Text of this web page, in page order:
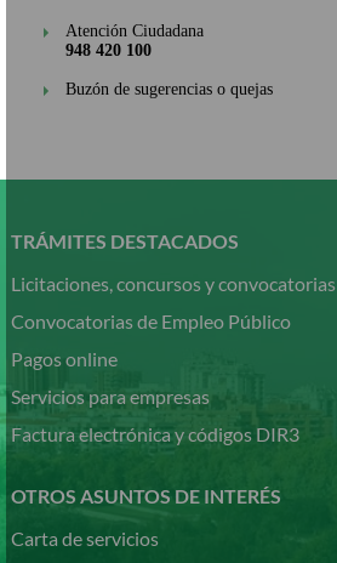
Atención Ciudadana
948 420 100
Buzón de sugerencias o quejas
contenido
TRÁMITES DESTACADOS
Licitaciones, concursos y convocatorias
Convocatorias de Empleo Público
Pagos online
Servicios para empresas
Factura electrónica y códigos DIR3
OTROS ASUNTOS DE INTERÉS
Carta de servicios